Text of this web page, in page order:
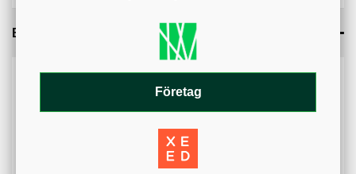
Bilagor
Kan du inte öppna bilagan? På mobil kan nedladdningar
blockeras av webbläsarens inställningar. Kontrollera att
Säkerhetsdatablad - (493.04KB)
Företag